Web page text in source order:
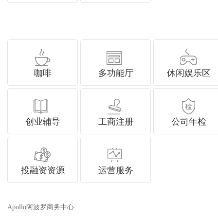
咖啡 多功能厅 休闲娱乐区
创业辅导 工商注册 公司年检
投融资资源 运营服务
Apollo阿波罗商务中心